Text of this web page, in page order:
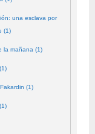
una esclava por
(1)
la mañana (1)
(1)